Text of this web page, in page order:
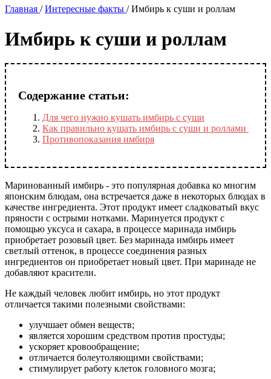
Главная / Интересные факты / Имбирь к суши и роллам
Имбирь к суши и роллам
Содержание статьи:
Для чего нужно кушать имбирь с суши
Как правильно кушать имбирь с суши и роллами
Противопоказания имбиря
Маринованный имбирь - это популярная добавка ко многим
японским блюдам, она встречается даже в некоторых блюдах в
качестве ингредиента. Этот продукт имеет сладковатый вкус
пряности с острыми нотками. Маринуется продукт с
помощью уксуса и сахара, в процессе маринада имбирь
приобретает розовый цвет. Без маринада имбирь имеет
светлый оттенок, в процессе соединения разных
ингредиентов он приобретает новый цвет. При маринаде не
добавляют красители.
Не каждый человек любит имбирь, но этот продукт
отличается такими полезными свойствами:
улучшает обмен веществ;
является хорошим средством против простуды;
ускоряет кровообращение;
отличается болеутоляющими свойствами;
стимулирует работу клеток головного мозга;